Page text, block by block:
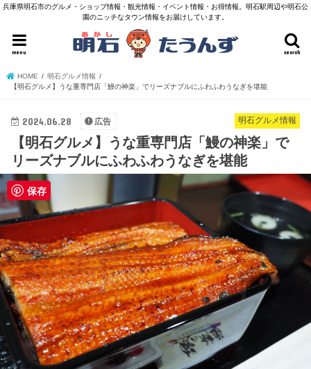
兵庫県明石市のグルメ・ショップ情報・観光情報・イベント情報・お得情報。明石駅周辺や明石公
園のニッチなタウン情報をお届けしています。
search
menu
HOME
明石グルメ情報
【明石グルメ】うな重専門店「鰻の神楽」でリーズナブルにふわふわうなぎを堪能
明石グルメ情報
2024.06.28 広告
【明石グルメ】うな重専門店「鰻の神楽」で
リーズナブルにふわふわうなぎを堪能
保存